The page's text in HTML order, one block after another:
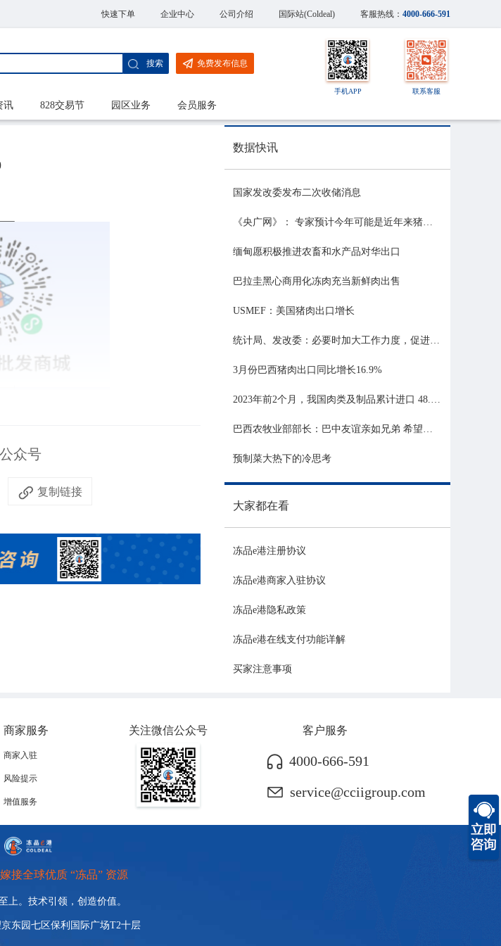
快速下单 企业中心 公司介绍 国际站(Coldeal) 客服热线： 4000-666-591
搜索 免费发布信息
手机APP 联系客服
讯 828交易节 园区业务 会员服务
众号
复制链接
数据快讯
国家发改委发布二次收储消息
《央广网》： 专家预计今年可能是近年来猪价最稳的一年
缅甸愿积极推进农畜和水产品对华出口
巴拉圭黑心商用化冻肉充当新鲜肉出售
USMEF：美国猪肉出口增长
统计局、发改委：必要时加大工作力度，促进生猪市场平稳运行
3月份巴西猪肉出口同比增长16.9%
2023年前2个月，我国肉类及制品累计进口 48.06 亿美元，同比增长 21.81%
巴西农牧业部部长：巴中友谊亲如兄弟 希望与中国深化农业合作
预制菜大热下的冷思考
大家都在看
冻品e港注册协议
冻品e港商家入驻协议
冻品e港隐私政策
冻品e港在线支付功能详解
买家注意事项
商家服务
商家入驻
风险提示
增值服务
关注微信公众号 客户服务
4000-666-591
service@cciigroup.com
接全球优质 “冻品” 资源
上。技术引领， 创造价值。
东园七区保利国际广场T2十层